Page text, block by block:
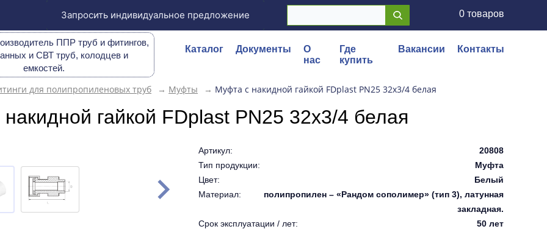
Запросить индивидуальное предложение 0 товаров
ППР труб и фитингов,
и СВТ труб, колодцев и
емкостей.
Каталог Документы
О
нас
Где
купить
Вакансии Контакты
для полипропиленовых труб → Муфты → Муфта с накидной гайкой FDplast PN25 32х3/4 белая
гайкой FDplast PN25 32х3/4 белая
Артикул:
20808
Тип продукции:
Муфта
Цвет:
Белый
Материал:
полипропилен – «Рандом сополимер» (тип 3), латунная
закладная.
Срок эксплуатации / лет:
50 лет